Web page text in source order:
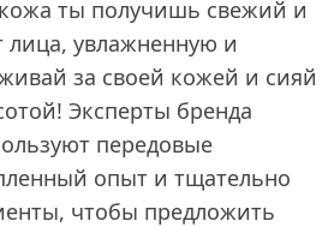
ты получишь свежий и
лица, увлажненную и
за своей кожей и сияй
Эксперты бренда
передовые
опыт и тщательно
чтобы предложить